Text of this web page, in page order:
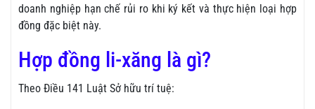
doanh nghiệp hạn chế rủi ro khi ký kết và thực hiện loại hợp
đồng đặc biệt này.
Hợp đồng li-xăng là gì?
Theo Điều 141 Luật Sở hữu trí tuệ: